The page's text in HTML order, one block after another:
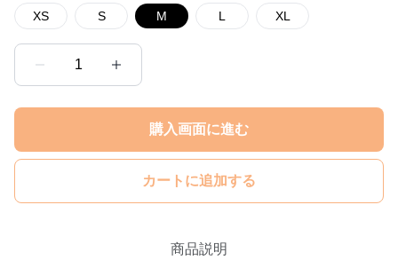
XS S M L XL
1
購入画面に進む
カートに追加する
商品説明